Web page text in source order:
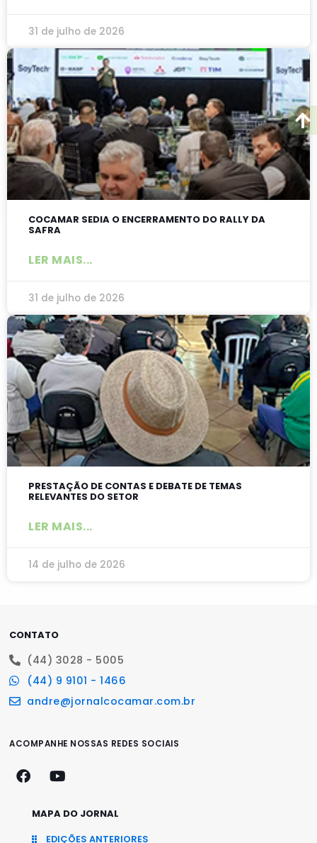
31 de julho de 2026
COCAMAR SEDIA O ENCERRAMENTO DO RALLY DA
SAFRA
LER MAIS...
31 de julho de 2026
PRESTAÇÃO DE CONTAS E DEBATE DE TEMAS
RELEVANTES DO SETOR
LER MAIS...
14 de julho de 2026
CONTATO
(44) 3028 - 5005
(44) 9 9101 - 1466
andre@jornalcocamar.com.br
ACOMPANHE NOSSAS REDES SOCIAIS
MAPA DO JORNAL
EDIÇÕES ANTERIORES